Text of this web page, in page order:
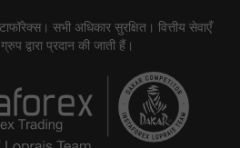
सभी अधिकार सुरक्षित। वित्तीय सेवाएँ
द्वारा प्रदान की जाती हैं।